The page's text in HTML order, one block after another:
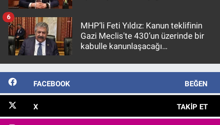
MHP’li Feti Yıldız: Kanun teklifinin
Gazi Meclis'te 430’un üzerinde bir
kabulle kanunlaşacağı
6
FACEBOOK BEĞEN
X TAKIP ET